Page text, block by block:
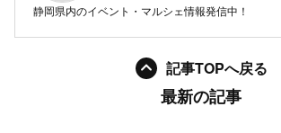
静岡県内のイベント・マルシェ情報発信中！
記事TOPへ戻る
最新の記事